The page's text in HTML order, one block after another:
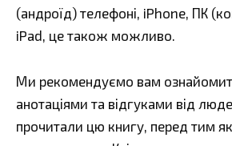
(андроїд) телефоні, iPhone, ПК
iPad, це також можливо.
Ми рекомендуємо вам
анотаціями та відгуками від
прочитали цю книгу, перед тим